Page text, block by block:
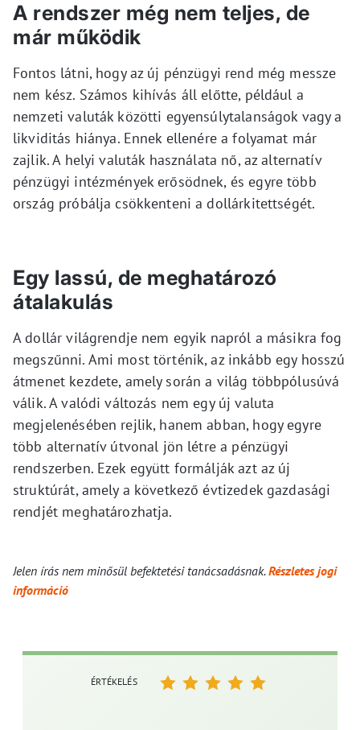
A rendszer még nem teljes, de
már működik
Fontos látni, hogy az új pénzügyi rend még messze
nem kész. Számos kihívás áll előtte, például a
nemzeti valuták közötti egyensúlytalanságok vagy a
likviditás hiánya. Ennek ellenére a folyamat már
zajlik. A helyi valuták használata nő, az alternatív
pénzügyi intézmények erősödnek, és egyre több
ország próbálja csökkenteni a dollárkitettségét.
Egy lassú, de meghatározó
átalakulás
A dollár világrendje nem egyik napról a másikra fog
megszűnni. Ami most történik, az inkább egy hosszú
átmenet kezdete, amely során a világ többpólusúvá
válik. A valódi változás nem egy új valuta
megjelenésében rejlik, hanem abban, hogy egyre
több alternatív útvonal jön létre a pénzügyi
rendszerben. Ezek együtt formálják azt az új
struktúrát, amely a következő évtizedek gazdasági
rendjét meghatározhatja.
Jelen írás nem minősül befektetési tanácsadásnak.Részletes jogi
információ
ÉRTÉKELÉS